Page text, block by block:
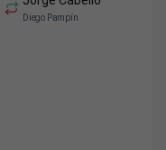
Diego Pampín